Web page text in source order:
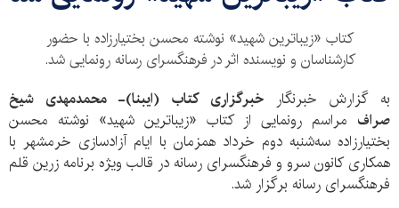
کتاب «زیباترین شهید» نوشته محسن بختیارزاده با حضور
کارشناسان و نویسنده اثر در فرهنگسرای رسانه رونمایی شد.
به گزارش خبرنگارخبرگزاری کتاب (ایبنا)- محمدمهدی شیخ
صراف مراسم رونمایی از کتاب «زیباترین شهید» نوشته محسن
بختیارزاده سه‌شنبه دوم خرداد همزمان با ایام آزادسازی خرمشهر با
همکاری کانون سرو و فرهنگسرای رسانه در قالب ویژه برنامه زرین قلم
فرهنگسرای رسانه برگزار شد.